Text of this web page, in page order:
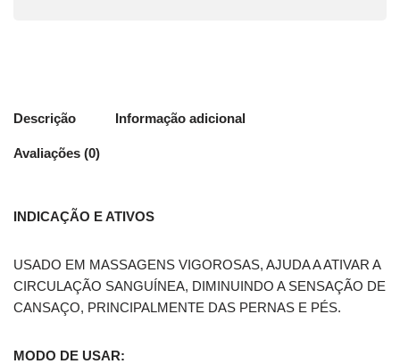
Descrição Informação adicional
Avaliações (0)
INDICAÇÃO E ATIVOS
USADO EM MASSAGENS VIGOROSAS, AJUDA A ATIVAR A
CIRCULAÇÃO SANGUÍNEA, DIMINUINDO A SENSAÇÃO DE
CANSAÇO, PRINCIPALMENTE DAS PERNAS E PÉS.
MODO DE USAR: